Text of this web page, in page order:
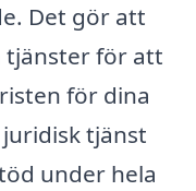
Det gör att
tjänster för att
för dina
tjänst
under hela